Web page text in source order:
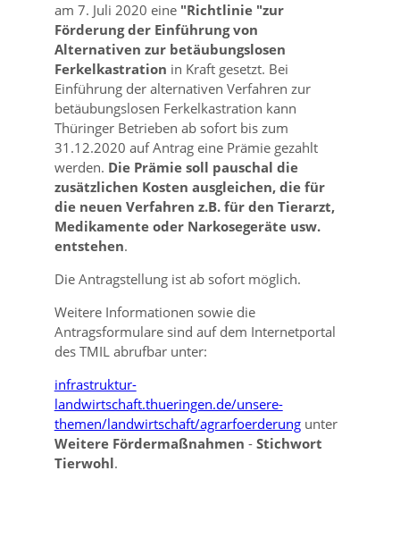
am 7. Juli 2020 eine Richtlinie zur
Förderung der Einführung von
Alternativen zur betäubungslosen
Ferkelkastration in Kraft gesetzt. Bei
Einführung der alternativen Verfahren zur
betäubungslosen Ferkelkastration kann
Thüringer Betrieben ab sofort bis zum
31.12.2020 auf Antrag eine Prämie gezahlt
werden. Die Prämie soll pauschal die
zusätzlichen Kosten ausgleichen, die für
die neuen Verfahren z.B. für den Tierarzt,
Medikamente oder Narkosegeräte usw.
entstehen.
Die Antragstellung ist ab sofort möglich.
Weitere Informationen sowie die
Antragsformulare sind auf dem Internetportal
des TMIL abrufbar unter:
infrastruktur-
landwirtschaft.thueringen.de/unsere-
themen/landwirtschaft/agrarfoerderungunter
Weitere Fördermaßnahmen - Stichwort
Tierwohl.